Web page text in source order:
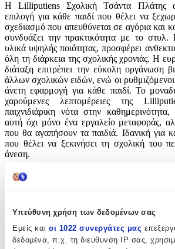
Υπεύθυνη χρήση των δεδομένων σας
Εμείς και οι 1022 συνεργάτες μας
δεδομένα, π.χ. τη διεύθυνση IP σας,
Η Lilliputiens Σχολική Τσάντα Πλάτης
επιλογή για κάθε παιδί που θέλει να
σχεδιασμό που απευθύνεται σε αγόρια και
συνδυάζει την πρακτικότητα με το
υλικά υψηλής ποιότητας, προσφέρει
όλη τη διάρκεια της σχολικής χρονιάς. Η
διάταξη επιτρέπει την εύκολη οργάνωση
άλλων σχολικών ειδών, ενώ οι ρυθμιζόμενοι
άνετη εφαρμογή για κάθε παιδί. Το
χαρούμενες λεπτομέρειες της
παιχνιδιάρικη νότα στην
αυτή όχι μόνο ένα εργαλείο μεταφοράς,
που θα αγαπήσουν τα παιδιά. Ιδανική για
που θέλει να ξεκινήσει τη σχολική του
άνεση.
Χαρακτηριστικά
Lilliputiens